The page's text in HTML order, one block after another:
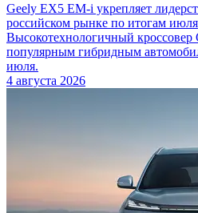
Geely EX5 EM-i укрепляет
российском рынке по итогам июля
Высокотехнологичный
популярным гибридным
июля.
4 августа 2026